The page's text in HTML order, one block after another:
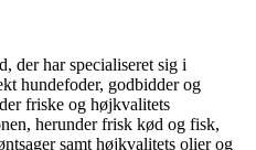
der har specialiseret sig i
hundefoder, godbidder og
friske og højkvalitets
herunder frisk kød og fisk,
samt højkvalitets olier og